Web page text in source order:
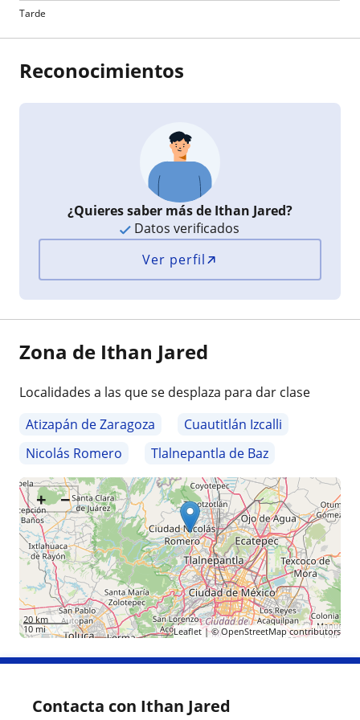
Tarde
Reconocimientos
¿Quieres saber más de Ithan Jared?
Datos verificados
Ver perfil
Zona de Ithan Jared
Localidades a las que se desplaza para dar clase
Atizapán de Zaragoza
Cuautitlán Izcalli
Nicolás Romero
Tlalnepantla de Baz
+ −
20 km
10 mi
Leaflet| ©OpenStreetMapcontributors
Contacta con Ithan Jared